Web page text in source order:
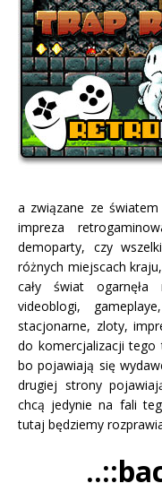
a związane ze
impreza
demoparty, czy
różnych miejscach
cały świat
videoblogi,
stacjonarne, zloty,
do komercjalizacji
bo pojawiają się
drugiej strony
chcą jedynie na fali
tutaj będziemy